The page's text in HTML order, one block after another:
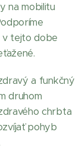
na mobilitu
v tejto dobe
a funkčný
druhom
chrbta
pohyb